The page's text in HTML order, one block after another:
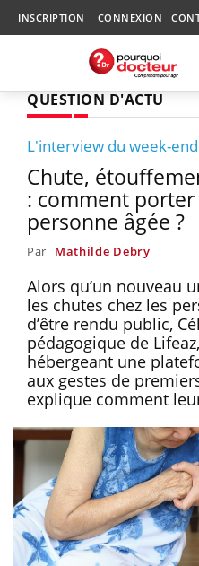
INSCRIPTION CONNEXION
QUESTION D'ACTU
L'interview du week-end
Chute,
: comment
personne âgée ?
Par Mathilde Debry
Alors qu’un nouveau
les chutes chez les
d’être rendu public,
pédagogique de
hébergeant une
aux gestes de
explique comment